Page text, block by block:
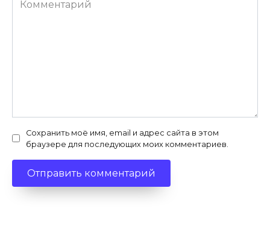
Сохранить моё имя, email и адрес сайта в этом
браузере для последующих моих комментариев.